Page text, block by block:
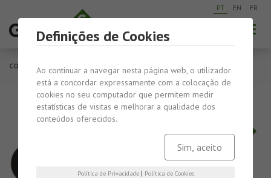
PT EN FR
CONTACTOS
Definições de Cookies
Ao continuar a navegar nesta página web, o utilizador
está a concordar expressamente com a colocação de
cookies no seu computador que permitem medir
estatísticas de visitas e melhorar a qualidade dos
conteúdos oferecidos.
Sim, aceito
Política de Privacidade| Política de Cookies